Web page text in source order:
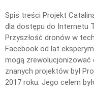
Spis treści Projekt
dla dostępu do Internetu
Przyszłość dronów w
Facebook od lat
mogą zrewolucjonizować
znanych projektów był
2017 roku. Jego celem